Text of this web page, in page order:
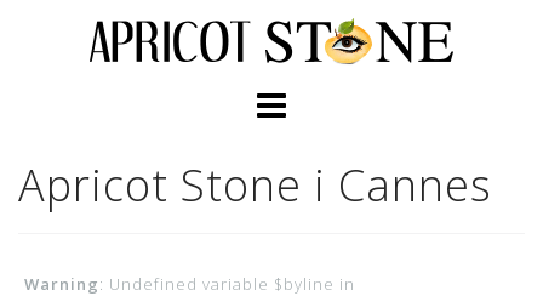
Apricot Stone i Cannes
Warning: Undefined variable $byline in